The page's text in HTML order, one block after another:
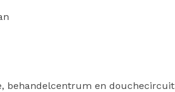
behandelcentrum en douchecircuit